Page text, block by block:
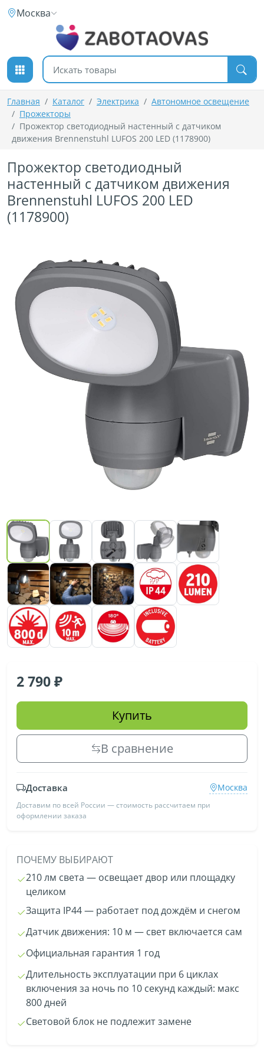
К содержимому
Москва
Поиск товаров
Главная Каталог Электрика
Автономное освещение
Прожекторы
Прожектор светодиодный настенный с датчиком
движения Brennenstuhl LUFOS 200 LED (1178900)
Прожектор светодиодный
настенный с датчиком движения
Brennenstuhl LUFOS 200 LED
(1178900)
2 790
Купить
В сравнение
Доставка Москва
Доставим по всей России — стоимость рассчитаем при
оформлении заказа
ПОЧЕМУ ВЫБИРАЮТ
210 лм света — освещает двор или площадку
целиком
Защита IP44 — работает под дождём и снегом
Датчик движения: 10 м — свет включается сам
Официальная гарантия 1 год
Длительность эксплуатации при 6 циклах
включения за ночь по 10 секунд каждый: макс
800 дней
Световой блок не подлежит замене